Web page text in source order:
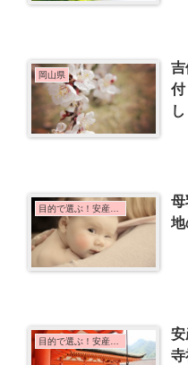
岡山県
吉
付
目的で選ぶ！安産祈願
母
地
目的で選ぶ！安産祈願
安
寺